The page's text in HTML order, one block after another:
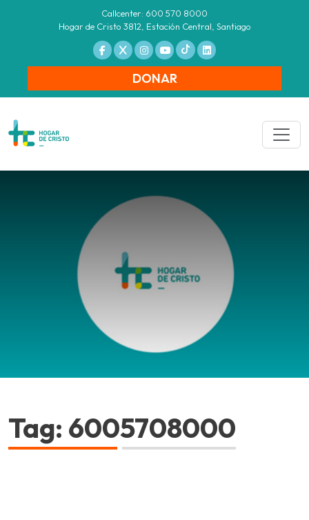
Callcenter: 600 570 8000
Hogar de Cristo 3812, Estación Central, Santiago
DONAR
Tag: 6005708000